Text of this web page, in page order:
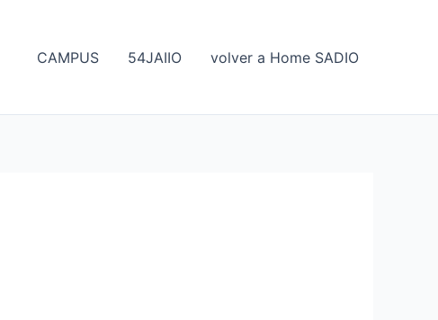
CAMPUS 54JAIIO volver a Home SADIO